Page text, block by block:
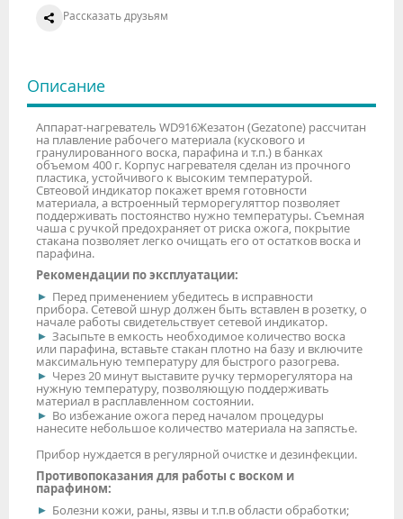
Рассказать друзьям
Описание
Аппарат-нагреватель WD916Жезатон (Gezatone) рассчитан
на плавление рабочего материала (кускового и
гранулированного воска, парафина и т.п.) в банках
объемом 400 г. Корпус нагревателя сделан из прочного
пластика, устойчивого к высоким температурой.
Свтеовой индикатор покажет время готовности
материала, а встроенный терморегуляттор позволяет
поддерживать постоянство нужно температуры. Съемная
чаша с ручкой предохраняет от риска ожога, покрытие
стакана позволяет легко очищать его от остатков воска и
парафина.
Рекомендации по эксплуатации:
Перед применением убедитесь в исправности
прибора. Сетевой шнур должен быть вставлен в розетку, о
начале работы свидетельствует сетевой индикатор.
Засыпьте в емкость необходимое количество воска
или парафина, вставьте стакан плотно на базу и включите
максимальную температуру для быстрого разогрева.
Через 20 минут выставите ручку терморегулятора на
нужную температуру, позволяющую поддерживать
материал в расплавленном состоянии.
Во избежание ожога перед началом процедуры
нанесите небольшое количество материала на запястье.
Прибор нуждается в регулярной очистке и дезинфекции.
Противопоказания для работы с воском и
парафином:
Болезни кожи, раны, язвы и т.п.в области обработки;